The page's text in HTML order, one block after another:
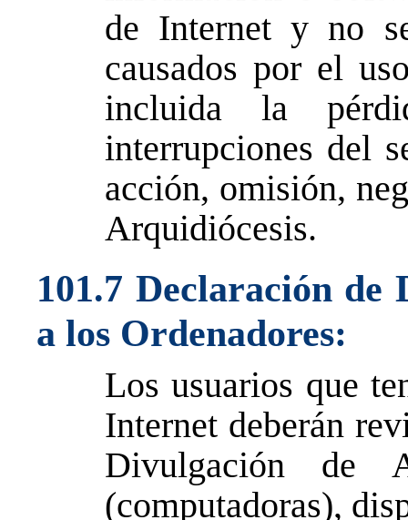
de Internet y no
causados ​​por el
incluida la
interrupciones del
acción, omisión,
Arquidiócesis.
101.7 Declaración de
a los Ordenadores:
Los usuarios que
Internet deberán
Divulgación de
(computadoras),